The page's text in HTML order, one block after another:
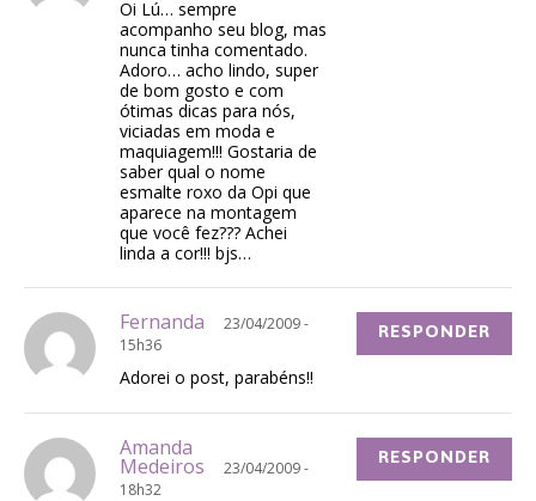
Oi Lú… sempre
acompanho seu blog, mas
nunca tinha comentado.
Adoro… acho lindo, super
de bom gosto e com
ótimas dicas para nós,
viciadas em moda e
maquiagem!!! Gostaria de
saber qual o nome
esmalte roxo da Opi que
aparece na montagem
que você fez??? Achei
linda a cor!!! bjs…
Fernanda
23/04/2009 -
15h36
Adorei o post, parabéns!!
RESPONDER
Amanda
Medeiros
23/04/2009 -
18h32
RESPONDER